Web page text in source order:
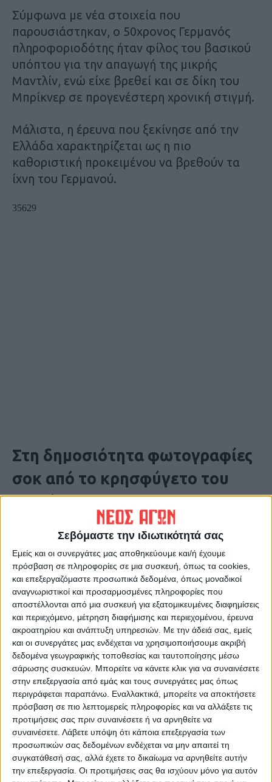
Σεβόμαστε την ιδιωτικότητά σας
Εμείς και οι συνεργάτες μας αποθηκεύουμε και/ή έχουμε
πρόσβαση σε πληροφορίες σε μια συσκευή, όπως τα cookies,
και επεξεργαζόμαστε προσωπικά δεδομένα, όπως μοναδικοί
αναγνωριστικοί και προσαρμοσμένες πληροφορίες που
αποστέλλονται από μια συσκευή για εξατομικευμένες διαφημίσεις
και περιεχόμενο, μέτρηση διαφήμισης και περιεχομένου, έρευνα
ακροατηρίου και ανάπτυξη υπηρεσιών. Με την άδειά σας, εμείς
και οι συνεργάτες μας ενδέχεται να χρησιμοποιήσουμε ακριβή
δεδομένα γεωγραφικής τοποθεσίας και ταυτοποίησης μέσω
σάρωσης συσκευών. Μπορείτε να κάνετε κλικ για να συναινέσετε
στην επεξεργασία από εμάς και τους συνεργάτες μας όπως
περιγράφεται παραπάνω. Εναλλακτικά, μπορείτε να αποκτήσετε
πρόσβαση σε πιο λεπτομερείς πληροφορίες και να αλλάξετε τις
προτιμήσεις σας πριν συναινέσετε ή να αρνηθείτε να
συναινέσετε. Λάβετε υπόψη ότι κάποια επεξεργασία των
προσωπικών σας δεδομένων ενδέχεται να μην απαιτεί τη
συγκατάθεσή σας, αλλά έχετε το δικαίωμα να αρνηθείτε αυτήν
την επεξεργασία. Οι προτιμήσεις σας θα ισχύουν μόνο για αυτόν
Σύμφωνα με νέα στοιχεία που
παρουσιάστηκαν, ο 50χρονος Γερμανός
πληροφοριοδότης ήταν φίλος του βασικού
υπόπτου για την απαγωγή της μικρής
Μαντλίν, ενώ είχε βρεθεί και σε δίκη του
Μπρίκνερ σε προγενέστερη χρονική στιγμή.
Μάλιστα, η έρευνα που ξεκίνησε από την
Ελλάδα χαρακτηρίζεται ως η πιο
καθοριστική προκειμένου να βρεθούν τα
ίχνη του Γερμανού.
Στη δημοσιότητα φωτογραφίες
σοκ από το κρησφύγετο του
παιδόφιλου
Όλα αυτά τη στιγμή που οι αρχέςδεν έχουν
ακόμη στην κατοχή τους κάποιο αδιάσειστο
αποδεικτικό στοιχείο που να αποδεικνύει
πως ο Μπρίκνερ απήγαγε το τότε 3χρονο
κορίτσι.
Την ίδια ώρα στη δημοσιότητα δόθηκαν
εικόνες από το δεύτερο σπίτι- κρησφύγετο
του καταδικασμένου παιδόφιλου –για
άλλους βιασμούς – με αποτέλεσμα οι
εικόνες να προκαλούν σοκ.
Ειδικότερα στο σπίτι, το οποίο βρίσκεται
σε βιομηχανική περιοχή του
Μπραουνσβάιγκ, οι αστυνομικές Αρχές